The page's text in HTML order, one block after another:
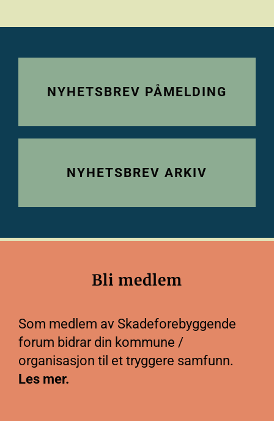
NYHETSBREV PÅMELDING
NYHETSBREV ARKIV
Bli medlem
Som medlem av Skadeforebyggende
forum bidrar din kommune /
organisasjon til et tryggere samfunn.
Les mer.